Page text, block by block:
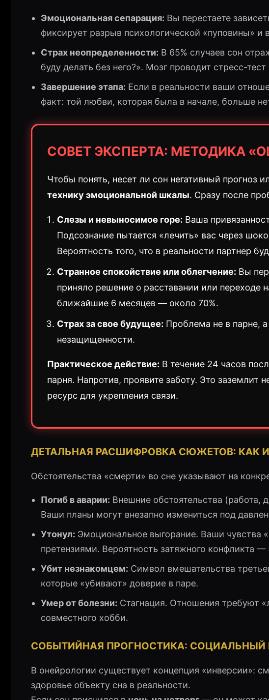
Эмоциональная сепарация: Вы перестаете
фиксирует разрыв психологической «пуповины» и
Страх неопределенности: В 65% случаев сон
буду делать без него?». Мозг проводит стресс-
Завершение этапа: Если в реальности ваши
факт: той любви, которая была в начале, больше
СОВЕТ ЭКСПЕРТА: МЕТОДИКА
Чтобы понять, несет ли сон негативный прогноз
технику эмоциональной шкалы. Сразу после
Слезы и невыносимое горе: Ваша
Подсознание пытается «лечить» вас через
Вероятность того, что в реальности партнер
Странное спокойствие или облегчение: Вы
приняло решение о расставании или переходе
ближайшие 6 месяцев — около 70%.
Страх за свое будущее: Проблема не в парне,
незащищенности.
Практическое действие: В течение 24 часов
парня. Напротив, проявите заботу. Это заземлит
ресурс для укрепления связи.
ДЕТАЛЬНАЯ РАСШИФРОВКА СЮЖЕТОВ: КАК
Обстоятельства «смерти» во сне указывают на
Погиб в аварии: Внешние обстоятельства
Ваши планы могут внезапно измениться под
Утонул: Эмоциональное выгорание. Ваши чувства
претензиями. Вероятность затяжного конфликта —
Убит незнакомцем: Символ вмешательства
которые «убивают» доверие в паре.
Умер от болезни: Стагнация. Отношения требуют
совместного хобби.
СОБЫТИЙНАЯ ПРОГНОСТИКА: СОЦИАЛЬНЫЙ
В онейрологии существует концепция «инверсии»:
здоровье объекту сна в реальности.